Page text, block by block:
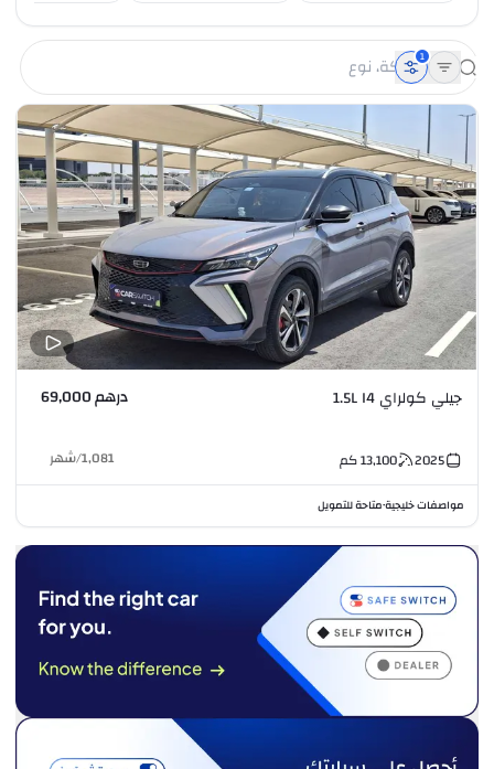
1
جيلي كولراي 1.5L I4 درهم 69,000
2025
13,100كم 1,081
/شهر
مواصفات خليجية•متاحة للتمويل